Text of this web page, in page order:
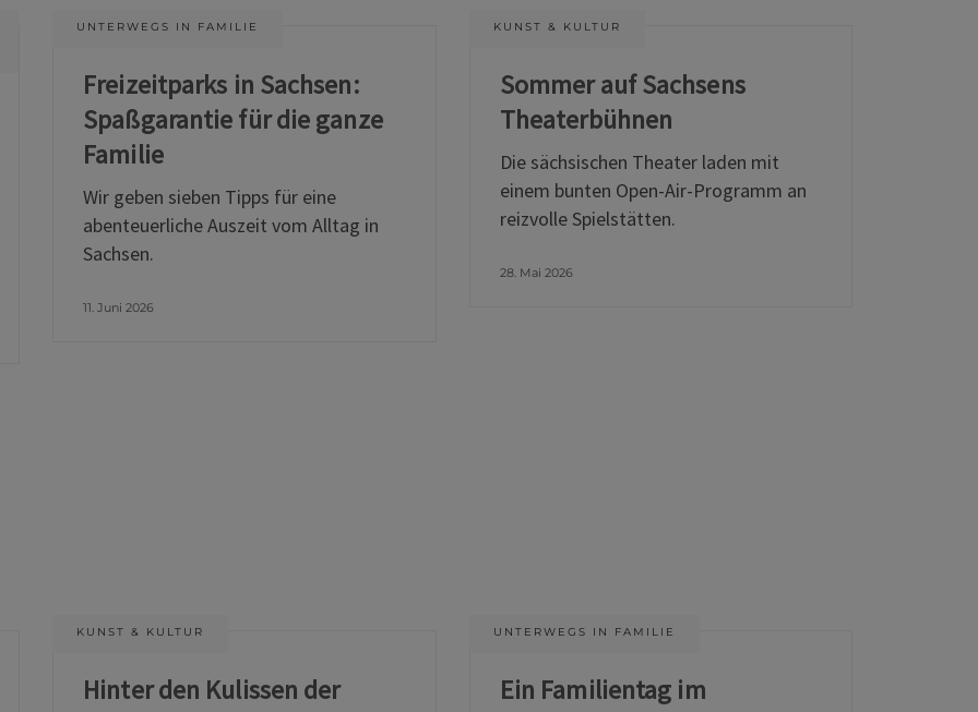
UNTERWEGS IN FAMILIE
Freizeitparks in Sachsen:
Spaßgarantie für die ganze
Familie
Wir geben sieben Tipps für eine
abenteuerliche Auszeit vom Alltag in
Sachsen.
11. Juni 2026
KUNST & KULTUR
Sommer auf Sachsens
Theaterbühnen
Die sächsischen Theater laden mit
einem bunten Open-Air-Programm an
reizvolle Spielstätten.
28. Mai 2026
KUNST & KULTUR
Hinter den Kulissen der
UNTERWEGS IN FAMILIE
Ein Familientag im